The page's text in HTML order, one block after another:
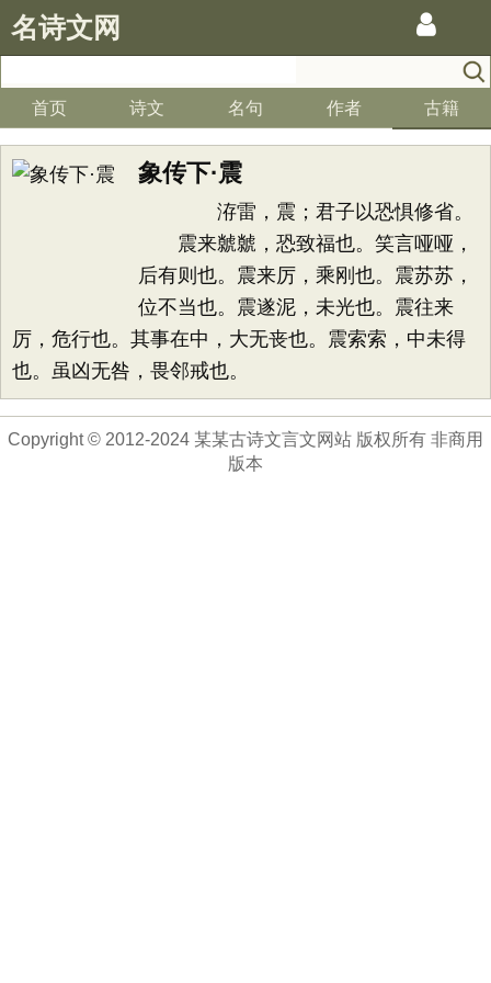
名诗文网
首页 诗文 名句 作者 古籍
象传下·震
洊雷，震；君子以恐惧修省。
震来虩虩，恐致福也。笑言哑哑，
后有则也。震来厉，乘刚也。震苏苏，
位不当也。震遂泥，未光也。震往来
厉，危行也。其事在中，大无丧也。震索索，中未得
也。虽凶无咎，畏邻戒也。
Copyright © 2012-2024 某某古诗文言文网站 版权所有 非商用
版本